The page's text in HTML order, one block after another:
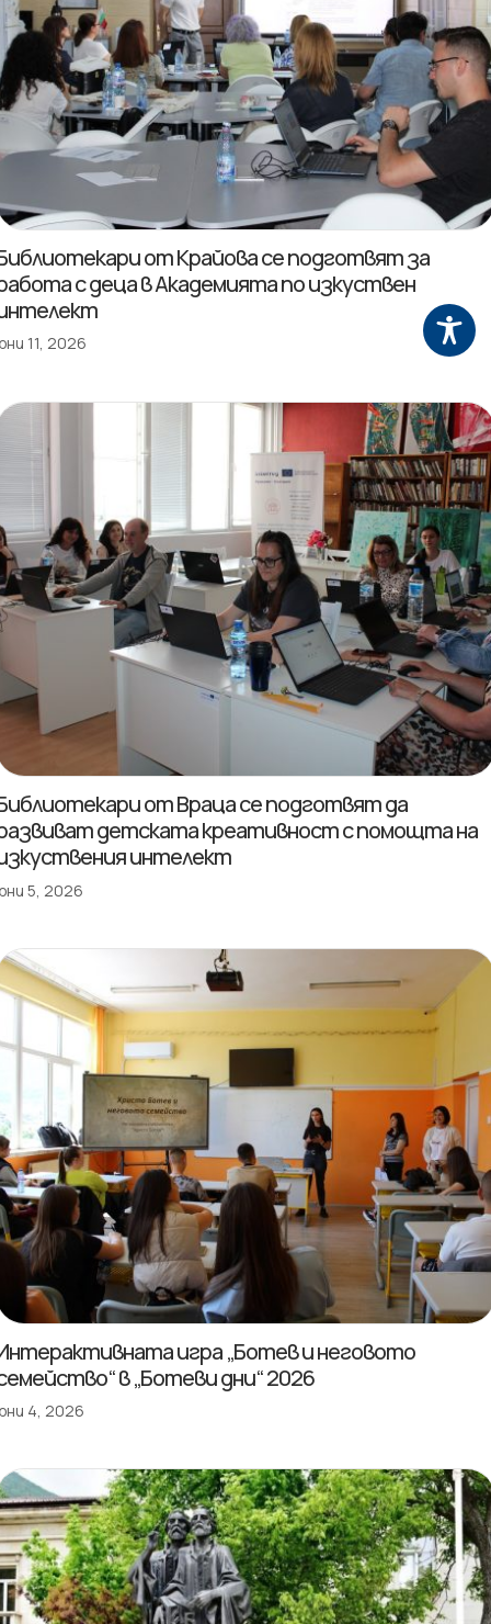
от Крайова се подготвят за
с деца в Академията по изкуствен
11, 2026
от Враца се подготвят да
детската креативност с помощта на
интелект
5, 2026
игра „Ботев и неговото
в „Ботеви дни“ 2026
4, 2026